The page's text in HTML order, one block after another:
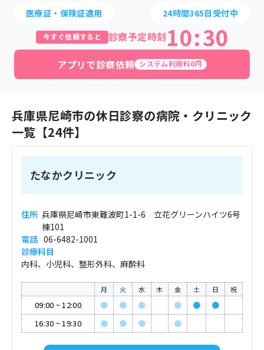
医療証・保険証適用 24時間365日受付中
今すぐ依頼すると 診察予定時刻10:30
アプリで診察依頼 システム利用料0円
兵庫県尼崎市の休日診察の病院・クリニック
一覧【24件】
たなかクリニック
住所 兵庫県尼崎市東難波町1-1-6 立花グリーンハイツ6号
棟101
電話 06-6482-1001
診療科目
内科、小児科、整形外科、麻酔科
月 火 水 木 金 土 日 祝
09:00 ~12:00 ● ● ● ● ●
●
16:30 ~19:30 ● ● ● ●